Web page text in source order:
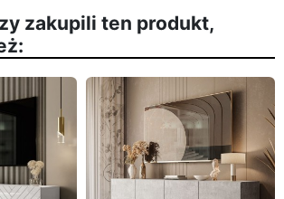
zakupili ten produkt,